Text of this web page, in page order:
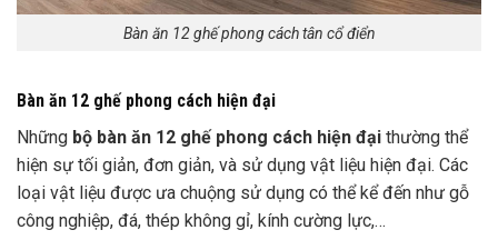
Bàn ăn 12 ghế phong cách tân cổ điển
Bàn ăn 12 ghế phong cách hiện đại
Những bộ bàn ăn 12 ghế phong cách hiện đại thường thể
hiện sự tối giản, đơn giản, và sử dụng vật liệu hiện đại. Các
loại vật liệu được ưa chuộng sử dụng có thể kể đến như gỗ
công nghiệp, đá, thép không gỉ, kính cường lực,…